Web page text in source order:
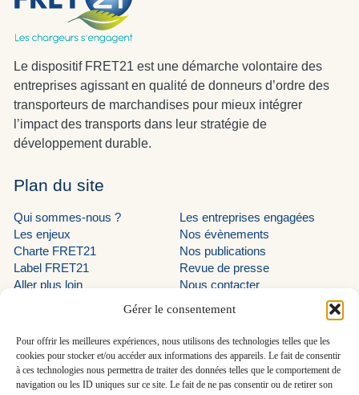
Gérer le consentement
Pour offrir les meilleures expériences, nous utilisons des technologies telles que les
cookies pour stocker et/ou accéder aux informations des appareils. Le fait de consentir
à ces technologies nous permettra de traiter des données telles que le comportement de
navigation ou les ID uniques sur ce site. Le fait de ne pas consentir ou de retirer son
Le dispositif FRET21 est une démarche volontaire des
entreprises agissant en qualité de donneurs d’ordre des
transporteurs de marchandises pour mieux intégrer
l’impact des transports dans leur stratégie de
développement durable.
Plan du site
Qui sommes-nous ?
Les enjeux
Charte FRET21
Label FRET21
Aller plus loin
Les entreprises engagées
Nos évènements
Nos publications
Revue de presse
Nous contacter
LinkedIn programme EVE
LinkedIn AUTF
LinkedIn FRET21